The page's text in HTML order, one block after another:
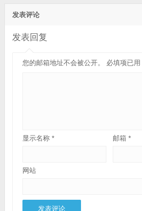
发表评论
发表回复
您的邮箱地址不会被公开。 必填项已用
显示名称 * 邮箱*
网站